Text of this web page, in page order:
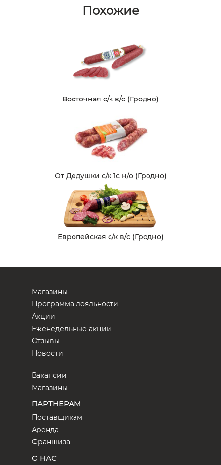
Похожие
Восточная с/к в/с (Гродно)
От Дедушки с/к 1с н/о (Гродно)
Европейская с/к в/с (Гродно)
Магазины
Программа лояльности
Акции
Еженедельные акции
Отзывы
Новости
Вакансии
Магазины
ПАРТНЕРАМ
Поставщикам
Аренда
Франшиза
О НАС